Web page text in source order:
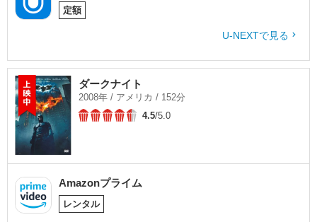
定額
U-NEXTで見る
ダークナイト
2008年 / アメリカ / 152分
4.5/5.0
Amazonプライム
レンタル